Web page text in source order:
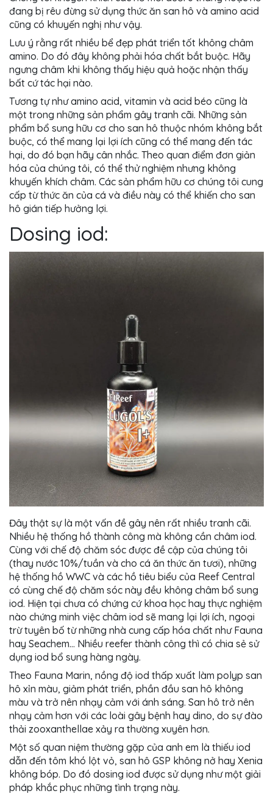
đang bị rêu đừng sử dụng thức ăn san hô và amino acid
cũng có khuyến nghị như vậy.
Lưu ý rằng rất nhiều bể đẹp phát triển tốt không châm
amino. Do đó đây không phải hóa chất bắt buộc. Hãy
ngưng châm khi không thấy hiệu quả hoặc nhận thấy
bất cứ tác hại nào.
Tương tự như amino acid, vitamin và acid béo cũng là
một trong những sản phẩm gây tranh cãi. Những sản
phẩm bổ sung hữu cơ cho san hô thuộc nhóm không bắt
buộc, có thể mang lại lợi ích cũng có thể mang đến tác
hại, do đó bạn hãy cân nhắc. Theo quan điểm đơn giản
hóa của chúng tôi, có thể thử nghiệm nhưng không
khuyến khích châm. Các sản phẩm hữu cơ chúng tôi cung
cấp từ thức ăn của cá và điều này có thể khiến cho san
hô gián tiếp hưởng lợi.
Dosing iod:
Đây thật sự là một vấn đề gây nên rất nhiều tranh cãi.
Nhiều hệ thống hồ thành công mà không cần châm iod.
Cùng với chế độ chăm sóc được đề cập của chúng tôi
(thay nước 10%/tuần và cho cá ăn thức ăn tươi), những
hệ thống hồ WWC và các hồ tiêu biểu của Reef Central
có cùng chế độ chăm sóc này đều không châm bổ sung
iod. Hiện tại chưa có chứng cứ khoa học hay thực nghiệm
nào chứng minh việc châm iod sẽ mang lại lợi ích, ngoại
trừ tuyên bố từ những nhà cung cấp hóa chất như Fauna
hay Seachem… Nhiều reefer thành công thì có chia sẻ sử
dụng iod bổ sung hàng ngày.
Theo Fauna Marin, nồng độ iod thấp xuất làm polyp san
hô xỉn màu, giảm phát triển, phần đầu san hô không
màu và trở nên nhạy cảm với ánh sáng. San hô trở nên
nhạy cảm hơn với các loài gây bệnh hay dino, do sự đào
thải zooxanthellae xảy ra thường xuyên hơn.
Một số quan niệm thường gặp của anh em là thiếu iod
dẫn đến tôm khó lột vỏ, san hô GSP không nở hay Xenia
không bóp. Do đó dosing iod được sử dụng như một giải
pháp khắc phục những tình trạng này.